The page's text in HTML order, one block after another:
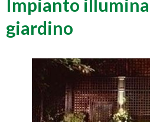
Impianto
giardino